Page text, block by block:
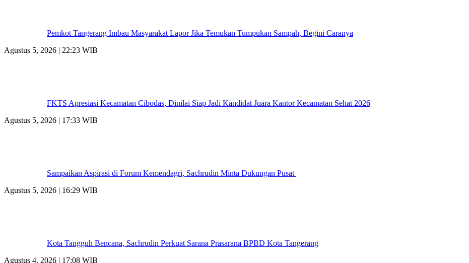
Pemkot Tangerang Imbau Masyarakat Lapor Jika Temukan Tumpukan Sampah, Begini Caranya
Agustus 5, 2026 | 22:23 WIB
FKTS Apresiasi Kecamatan Cibodas, Dinilai Siap Jadi Kandidat Juara Kantor Kecamatan Sehat 2026
Agustus 5, 2026 | 17:33 WIB
Sampaikan Aspirasi di Forum Kemendagri, Sachrudin Minta Dukungan Pusat
Agustus 5, 2026 | 16:29 WIB
Kota Tangguh Bencana, Sachrudin Perkuat Sarana Prasarana BPBD Kota Tangerang
Agustus 4, 2026 | 17:08 WIB